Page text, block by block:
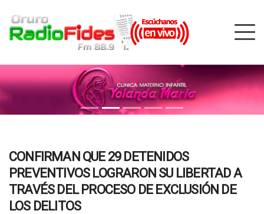
CONFIRMAN QUE 29 DETENIDOS
PREVENTIVOS LOGRARON SU LIBERTAD A
TRAVÉS DEL PROCESO DE EXCLUSIÓN DE
LOS DELITOS